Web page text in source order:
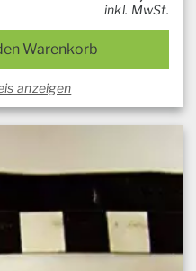
inkl. MwSt.
Warenkorb
anzeigen